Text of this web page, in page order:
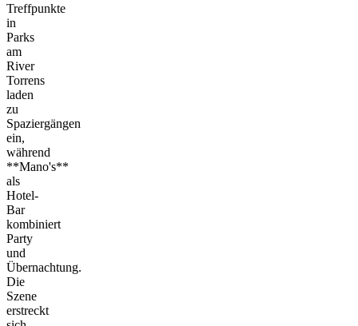
Treffpunkte
in
Parks
am
River
Torrens
laden
zu
Spaziergängen
ein,
während
**Mano's**
als
Hotel-
Bar
kombiniert
Party
und
Übernachtung.
Die
Szene
erstreckt